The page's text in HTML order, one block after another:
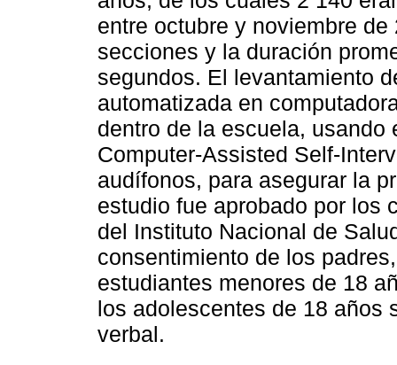
entre octubre y noviembre
secciones y la duración
segundos. El levantamiento
automatizada en
dentro de la escuela,
Computer-Assisted Self-
audífonos, para asegurar la
estudio fue aprobado por los
del Instituto Nacional de
consentimiento de los
estudiantes menores de 18
los adolescentes de 18 años
verbal.